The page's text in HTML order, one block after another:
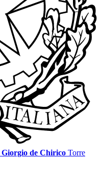
Giorgio de Chirico Torre